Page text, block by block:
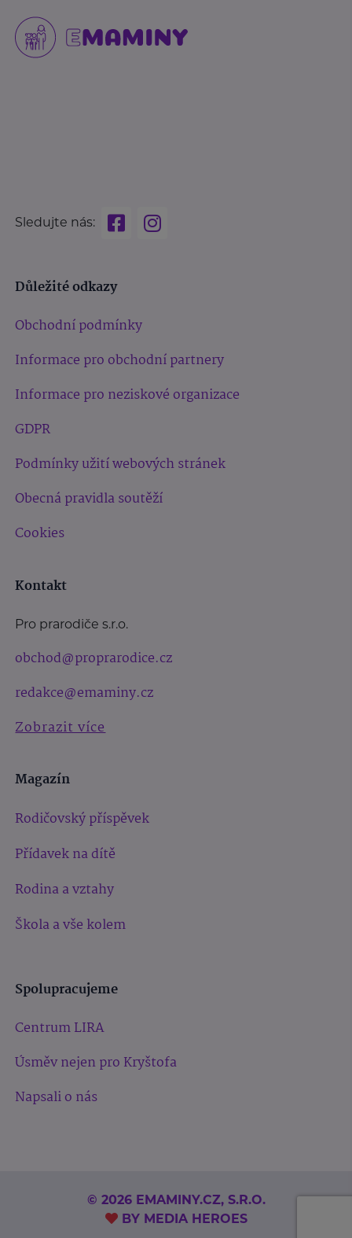
Sledujte nás:
Důležité odkazy
Obchodní podmínky
Informace pro obchodní partnery
Informace pro neziskové organizace
GDPR
Podmínky užití webových stránek
Obecná pravidla soutěží
Cookies
Kontakt
Pro prarodiče s.r.o.
obchod@proprarodice.cz
redakce@emaminy.cz
Zobrazit více
Magazín
Rodičovský příspěvek
Přídavek na dítě
Rodina a vztahy
Škola a vše kolem
Spolupracujeme
Centrum LIRA
Úsměv nejen pro Kryštofa
Napsali o nás
© 2026 EMAMINY.CZ, S.R.O.
BY MEDIA HEROES